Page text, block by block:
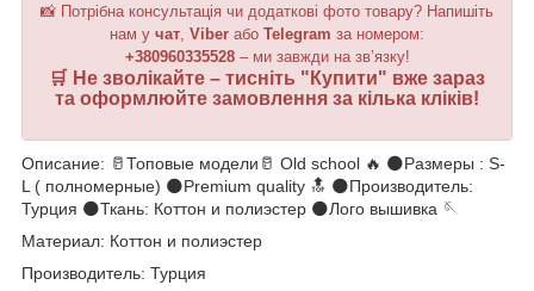
📸 Потрібна консультація чи додаткові фото товару? Напишіть
нам у чат Viber або Telegram за номером:
+380960335528– ми завжди на зв’язку!
🛒 Не зволікайте – тисніть " Купити" вже зараз
та оформлюйте замовлення за кілька кліків!
Описание: 🥛Топовые модели🥛 Old school 🔥 🌑Размеры : S-
L ( полномерные) 🌑Premium quality 🔝 🌑Производитель:
Турция 🌑Ткань: Коттон и полиэстер 🌑Лого вышивка 🪡
Материал: Коттон и полиэстер
Производитель: Турция